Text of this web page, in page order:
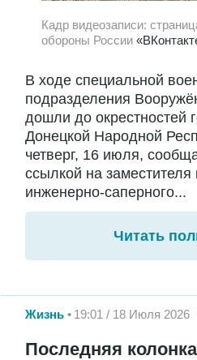
Кадр видеозаписи:
обороны России
В ходе специальной
подразделения
дошли до окрестностей
Донецкой Народной
четверг, 16 июля,
ссылкой на
инженерно-саперного...
Читать
Жизнь 19:01 / 18 Июля 2026
Последняя колонка